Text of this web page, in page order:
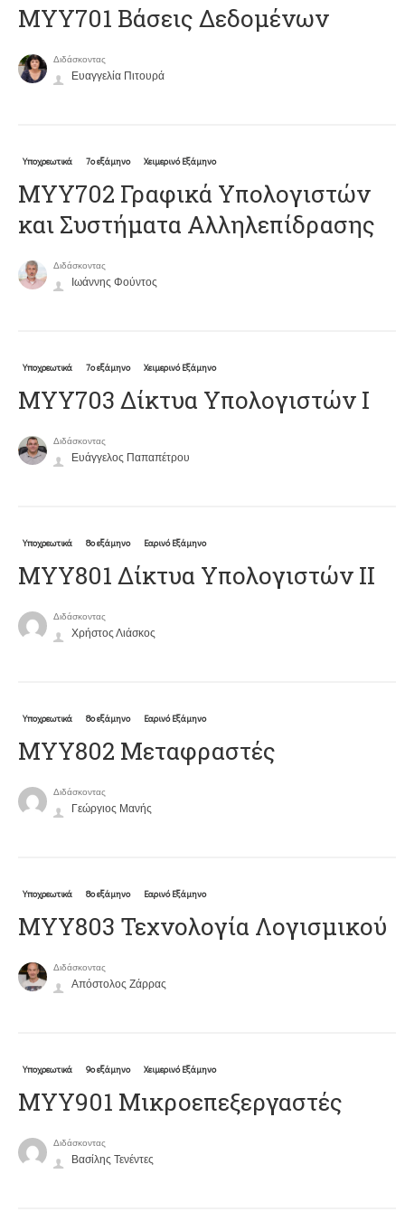
ΜΥΥ701 Βάσεις Δεδομένων
Διδάσκοντας
Ευαγγελία Πιτουρά
Υποχρεωτικά 7ο εξάμηνο Χειμερινό Εξάμηνο
ΜΥΥ702 Γραφικά Υπολογιστών
και Συστήματα Αλληλεπίδρασης
Διδάσκοντας
Ιωάννης Φούντος
Υποχρεωτικά 7ο εξάμηνο Χειμερινό Εξάμηνο
ΜΥΥ703 Δίκτυα Υπολογιστών Ι
Διδάσκοντας
Ευάγγελος Παπαπέτρου
Υποχρεωτικά 8ο εξάμηνο Εαρινό Εξάμηνο
ΜΥΥ801 Δίκτυα Υπολογιστών ΙΙ
Διδάσκοντας
Χρήστος Λιάσκος
Υποχρεωτικά 8ο εξάμηνο Εαρινό Εξάμηνο
ΜΥΥ802 Μεταφραστές
Διδάσκοντας
Γεώργιος Μανής
Υποχρεωτικά 8ο εξάμηνο Εαρινό Εξάμηνο
ΜΥΥ803 Τεχνολογία Λογισμικού
Διδάσκοντας
Απόστολος Ζάρρας
Υποχρεωτικά 9ο εξάμηνο Χειμερινό Εξάμηνο
ΜΥΥ901 Μικροεπεξεργαστές
Διδάσκοντας
Βασίλης Τενέντες